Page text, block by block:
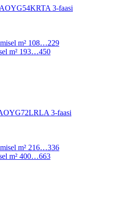
3-faasi
m² 108…229
m² 193…450
3-faasi
m² 216…336
m² 400…663